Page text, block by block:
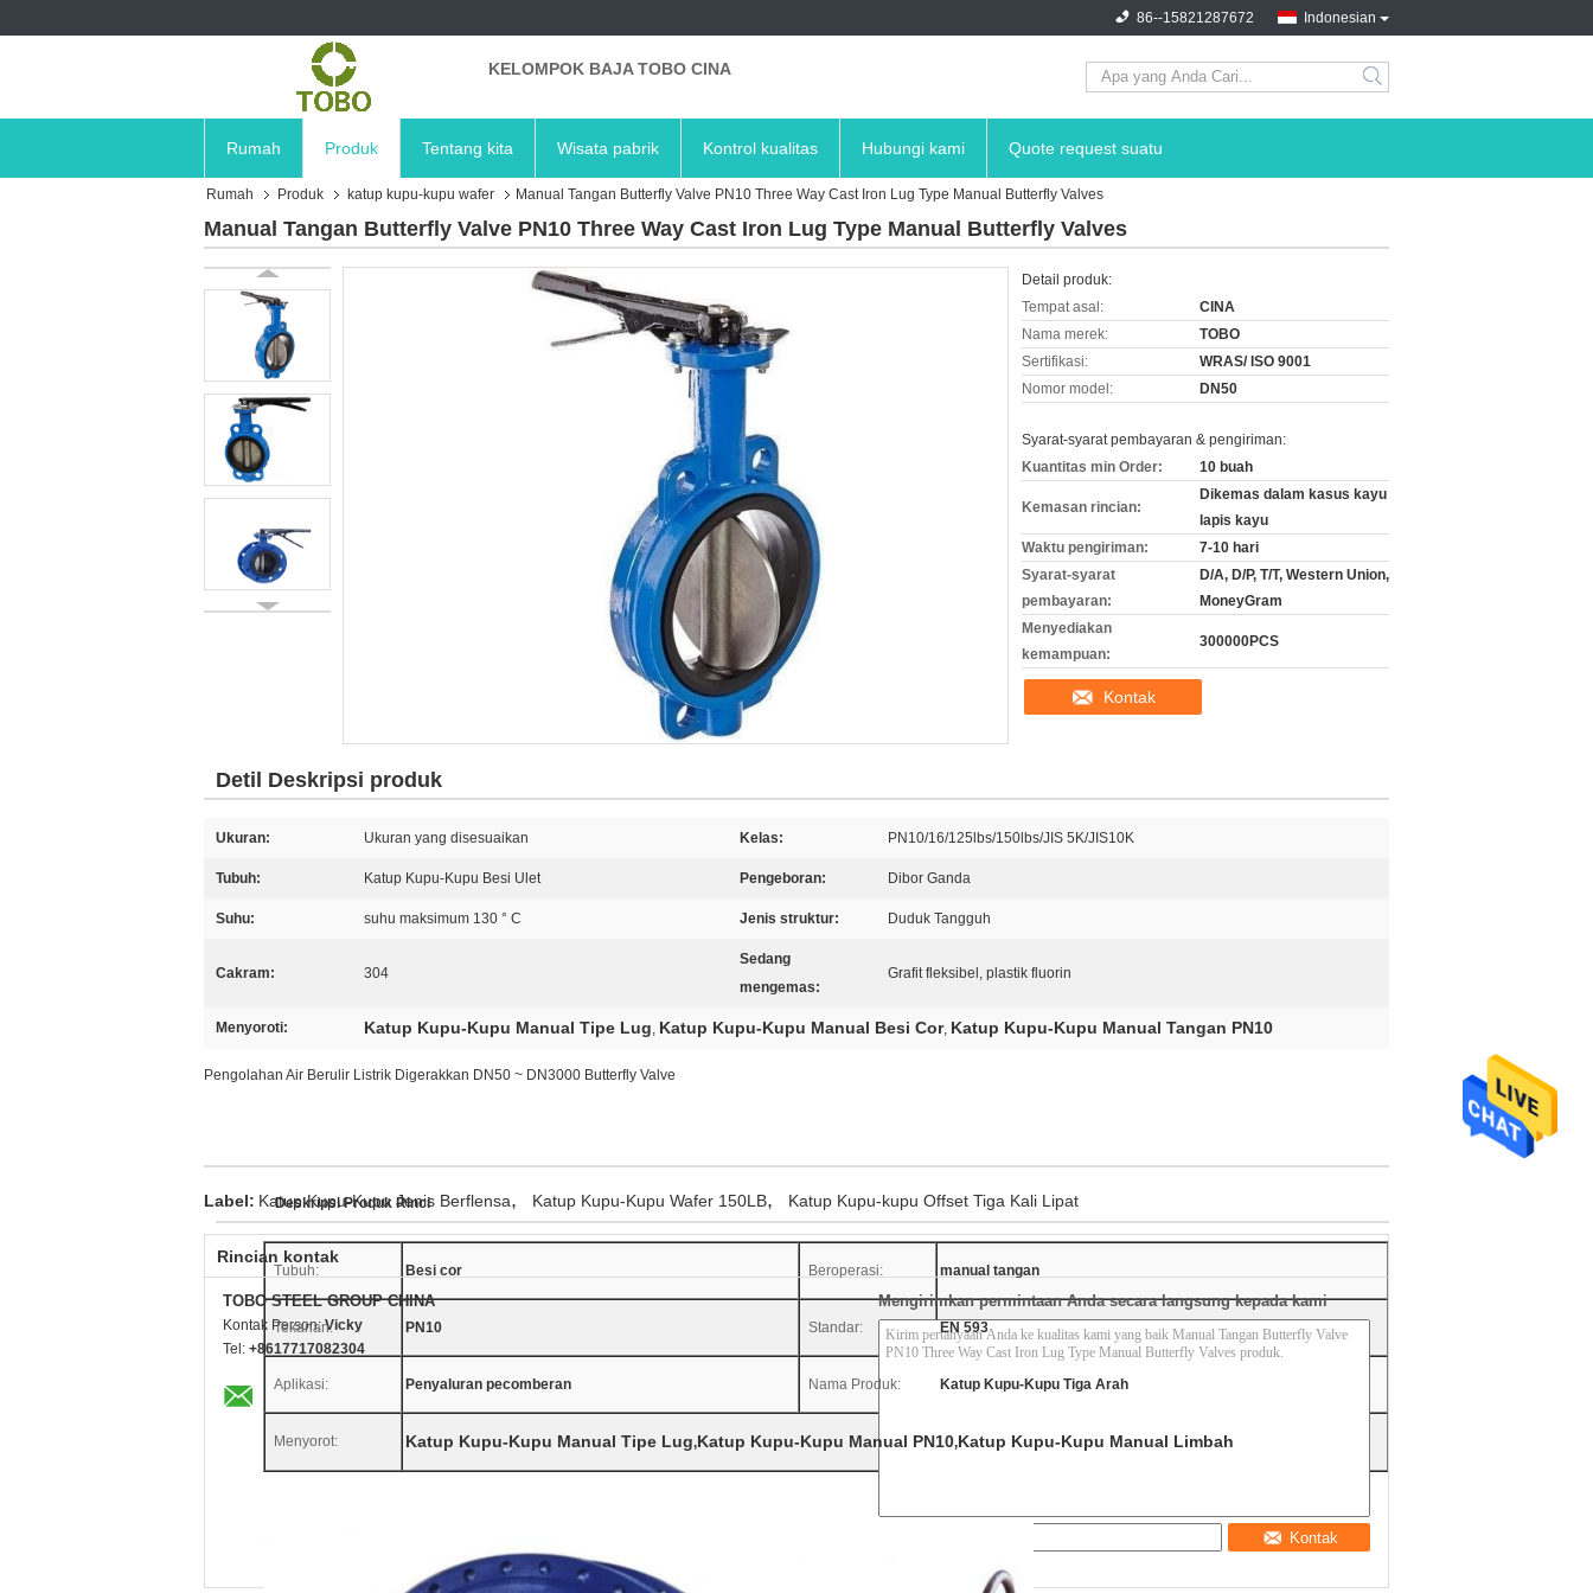
Indonesian
86--15821287672
KELOMPOK BAJA TOBO CINA
Rumah Produk Tentang kita Wisata pabrik Kontrol kualitas Hubungi kami Quote request suatu
Rumah Produk katup kupu-kupu wafer Manual Tangan Butterfly Valve PN10 Three Way Cast Iron Lug Type Manual Butterfly Valves
Manual Tangan Butterfly Valve PN10 Three Way Cast Iron Lug Type Manual Butterfly Valves
Detail produk:
Tempat asal:
CINA
Nama merek:
TOBO
Sertifikasi:
WRAS/ ISO 9001
Nomor model:
DN50
Syarat-syarat pembayaran & pengiriman:
Kuantitas min Order:
10 buah
Kemasan rincian:
Dikemas dalam kasus kayu
lapis kayu
Waktu pengiriman:
7-10 hari
Syarat-syarat
pembayaran:
D/A, D/P, T/T, Western Union,
MoneyGram
Menyediakan
kemampuan:
300000PCS
Kontak
Detil Deskripsi produk
Ukuran: Ukuran yang disesuaikan Kelas: PN10/16/125lbs/150lbs/JIS 5K/JIS10K
Tubuh: Katup Kupu-Kupu Besi Ulet Pengeboran: Dibor Ganda
Suhu: suhu maksimum 130 ° C Jenis struktur: Duduk Tangguh
Cakram: 304
Sedang
mengemas:
Grafit fleksibel, plastik fluorin
Menyoroti: Katup Kupu-Kupu Manual Tipe Lug, Katup Kupu-Kupu Manual Besi Cor, Katup Kupu-Kupu Manual Tangan PN10
Pengolahan Air Berulir Listrik Digerakkan DN50 ~ DN3000 Butterfly Valve
Deskripsi Produk Rinci
Tubuh: Besi cor Beroperasi: manual tangan
Tekanan: PN10 Standar: EN 593
Aplikasi: Penyaluran pecomberan Nama Produk: Katup Kupu-Kupu Tiga Arah
Menyorot: Katup Kupu-Kupu Manual Tipe Lug,Katup Kupu-Kupu Manual PN10,Katup Kupu-Kupu Manual Limbah
Label: Katup Kupu-Kupu Jenis Berflensa, Katup Kupu-Kupu Wafer 150LB, Katup Kupu-kupu Offset Tiga Kali Lipat
Rincian kontak
TOBO STEEL GROUP CHINA
Kontak Person:Vicky
Tel: +8617717082304
Mengirimkan permintaan Anda secara langsung kepada kami
Kontak